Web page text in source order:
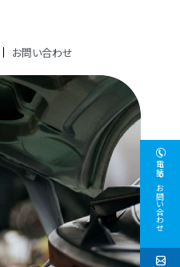
お問い合わせ
電話でお問い合わせ